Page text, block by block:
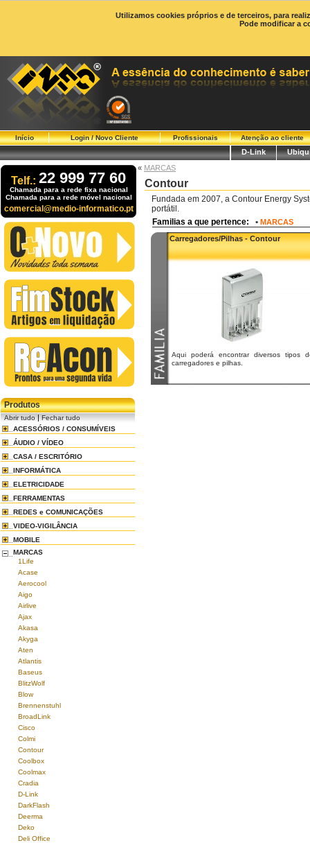
Utilizamos cookies próprios e de terceiros, para
Pode modificar a
Início Login / Novo Cliente Profissionais Atenção ao cliente
D-Link
Telf.: 22 999 77 60
Chamada para a rede fixa nacional
Chamada para a rede móvel nacional
comercial@medio-informatico.pt
Produtos
Abrir tudo|Fechar tudo
ACESSÓRIOS / CONSUMÍVEIS
ÁUDIO / VÍDEO
CASA / ESCRITÓRIO
INFORMÁTICA
ELETRICIDADE
FERRAMENTAS
REDES e COMUNICAÇÕES
VIDEO-VIGILÂNCIA
MOBILE
MARCAS
1Life
Acase
Aerocool
Aigo
Airlive
Ajax
Akasa
Akyga
Aten
Atlantis
Baseus
BlitzWolf
Blow
Brennenstuhl
BroadLink
Cisco
Colmi
Contour
Coolbox
Coolmax
Cradia
D-Link
DarkFlash
Deerma
Deko
Deli Office
« MARCAS
Contour
Fundada em 2007, a Contour Energy
portátil.
Familias a que pertence: • MARCAS
Carregadores/Pilhas - Contour
Aqui poderá encontrar diversos tipos
carregadores e pilhas.